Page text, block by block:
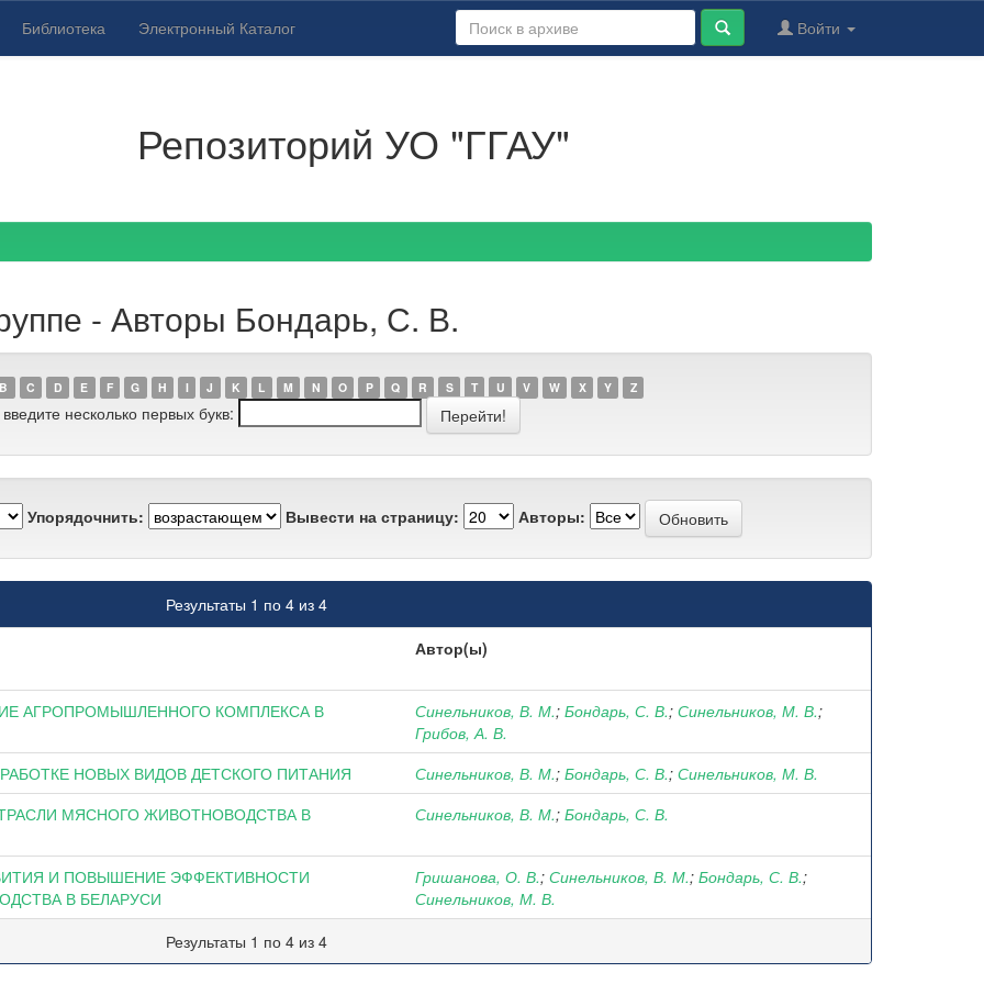
Библиотека Электронный Каталог Войти
Репозиторий УО "ГГАУ"
- Авторы Бондарь, С. В.
B C D E F G H I J K L M N O P Q R S T U V W X Y Z
несколько первых букв:
Упорядочнить: Вывести на страницу: Авторы:
Результаты 1 по 4 из 4
Автор(ы)
АГРОПРОМЫШЛЕННОГО КОМПЛЕКСА В
Синельников, В. М.; Бондарь, С. В.; Синельников, М. В.;
Грибов, А. В.
НОВЫХ ВИДОВ ДЕТСКОГО ПИТАНИЯ Синельников, В. М.; Бондарь, С. В.; Синельников, М. В.
МЯСНОГО ЖИВОТНОВОДСТВА В
Синельников, В. М.; Бондарь, С. В.
И ПОВЫШЕНИЕ ЭФФЕКТИВНОСТИ
В БЕЛАРУСИ
Гришанова, О. В.; Синельников, В. М.; Бондарь, С. В.;
Синельников, М. В.
Результаты 1 по 4 из 4